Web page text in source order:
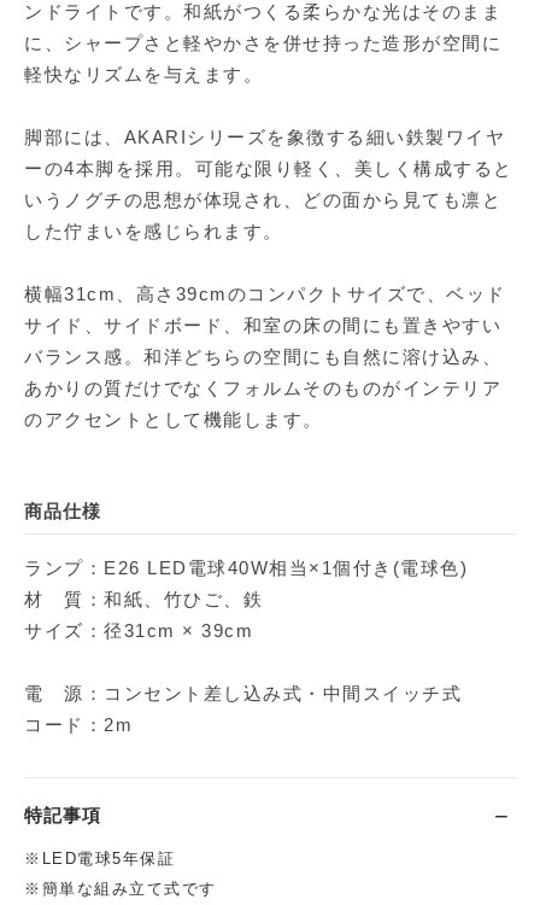
ンドライトです。和紙がつくる柔らかな光はそのまま
に、シャープさと軽やかさを併せ持った造形が空間に
軽快なリズムを与えます。
脚部には、AKARIシリーズを象徴する細い鉄製ワイヤ
ーの4本脚を採用。可能な限り軽く、美しく構成すると
いうノグチの思想が体現され、どの面から見ても凛と
した佇まいを感じられます。
横幅31cm、高さ39cmのコンパクトサイズで、ベッド
サイド、サイドボード、和室の床の間にも置きやすい
バランス感。和洋どちらの空間にも自然に溶け込み、
あかりの質だけでなくフォルムそのものがインテリア
のアクセントとして機能します。
商品仕様
ランプ：E26 LED電球40W相当×1個付き(電球色)
材 質：和紙、竹ひご、鉄
サイズ：径31cm × 39cm
電 源：コンセント差し込み式・中間スイッチ式
コード：2m
特記事項
※LED電球5年保証
※簡単な組み立て式です